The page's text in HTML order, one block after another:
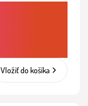
Vložiť do košíka